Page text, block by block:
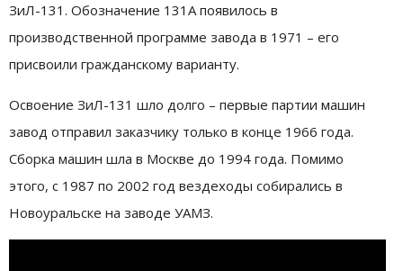
ЗиЛ-131. Обозначение 131А появилось в
производственной программе завода в 1971 – его
присвоили гражданскому варианту.
Освоение ЗиЛ-131 шло долго – первые партии машин
завод отправил заказчику только в конце 1966 года.
Сборка машин шла в Москве до 1994 года. Помимо
этого, с 1987 по 2002 год вездеходы собирались в
Новоуральске на заводе УАМЗ.